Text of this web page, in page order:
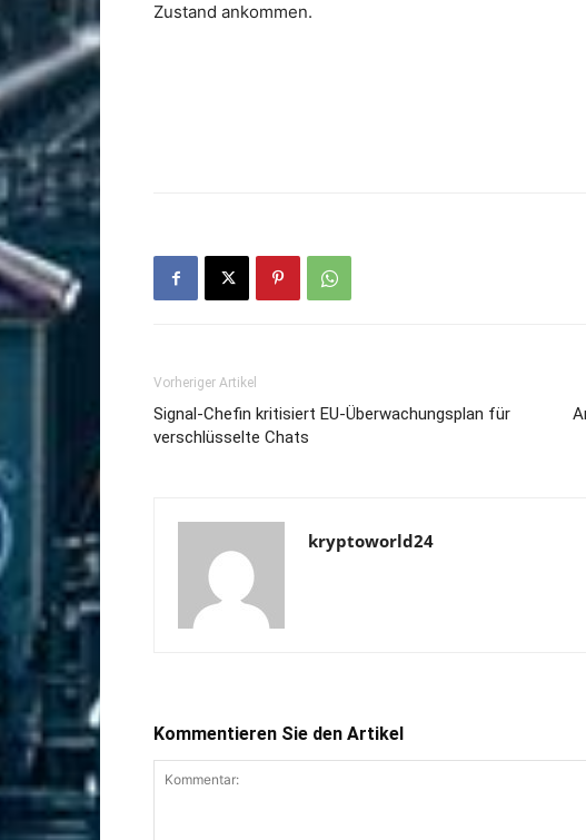
Zustand ankommen.
Vorheriger Artikel
Signal-Chefin kritisiert EU-Überwachungsplan für
verschlüsselte Chats
kryptoworld24
Kommentieren Sie den Artikel